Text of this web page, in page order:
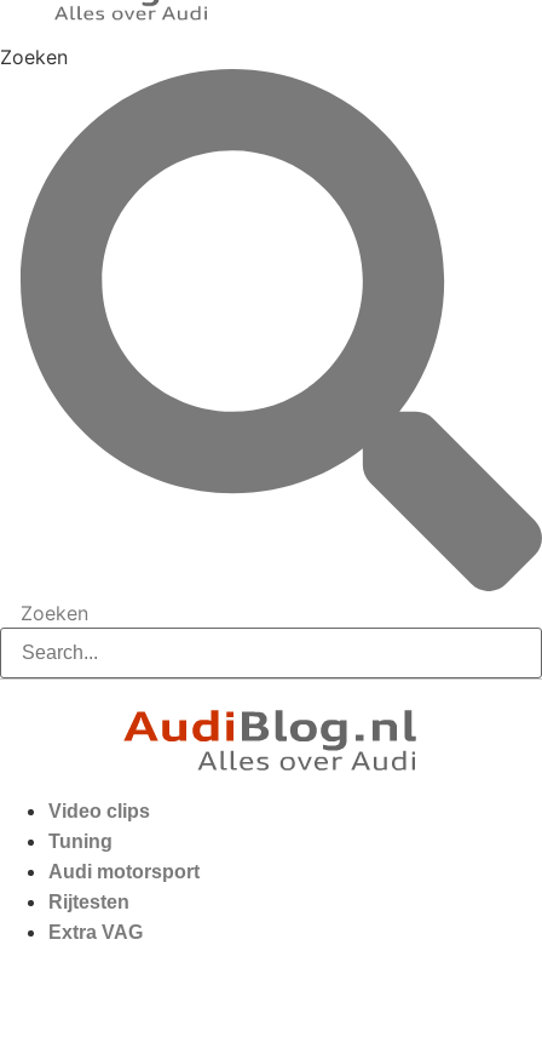
Zoeken
Zoeken
Video clips
Tuning
Audi motorsport
Rijtesten
Extra VAG